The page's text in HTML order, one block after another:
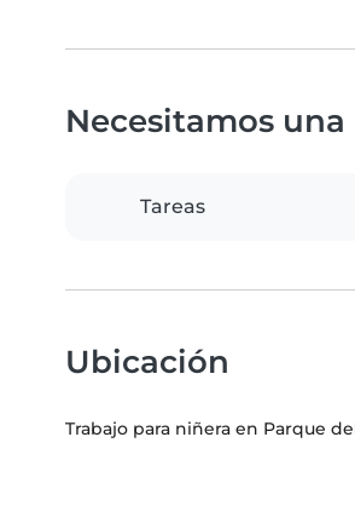
Necesitamos
Tareas
Ubicación
Trabajo para niñera en Parque